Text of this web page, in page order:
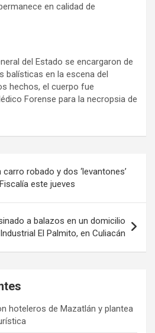
en calidad de
del Estado se encargaron de
balísticas en la escena del
hechos, el cuerpo fue
Forense para la necropsia de
robado y dos ‘levantones’
este jueves
a balazos en un domicilio
El Palmito, en Culiacán
hoteleros de Mazatlán y plantea